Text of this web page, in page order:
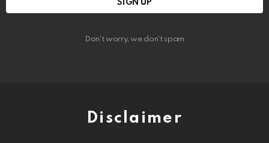
Don't worry, we don't spam
Disclaimer